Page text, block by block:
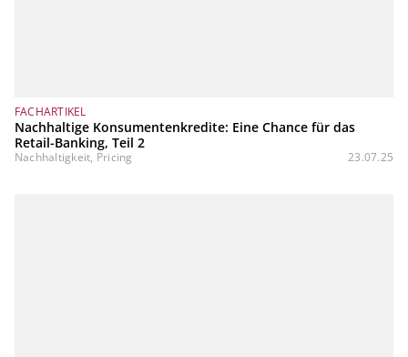
FACHARTIKEL
Nachhaltige Konsumentenkredite: Eine Chance für das
Retail-Banking, Teil 2
Nachhaltigkeit, Pricing 23.07.25